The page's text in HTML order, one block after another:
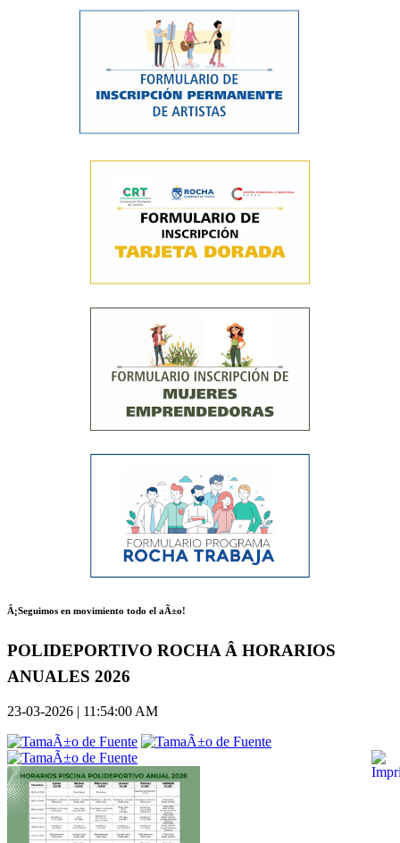
Â¡Seguimos en movimiento todo el aÃ±o!
POLIDEPORTIVO ROCHA Â HORARIOS
ANUALES 2026
23-03-2026 | 11:54:00 AM